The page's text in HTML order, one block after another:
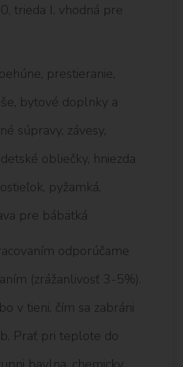
trieda I. vhodná pre
prestieranie,
bytové doplnky a
súpravy, závesy,
obliečky, hniezda
pyžamká,
pre bábätká
odporúčame
(zrážanlivosť 3-5%).
v tieni, čím sa zabráni
Prať pri teplote do